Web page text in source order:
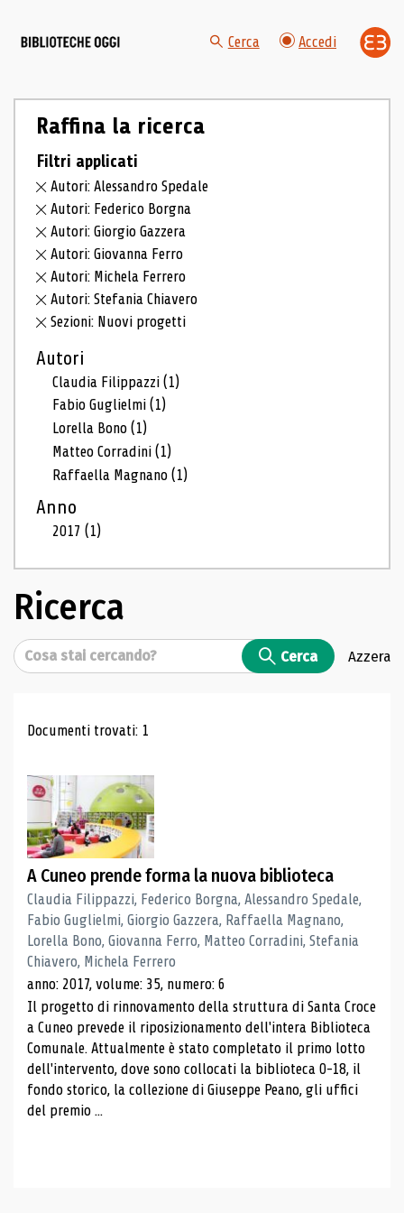
Cerca Accedi
Raffina la ricerca
Filtri applicati
Autori: Alessandro Spedale
Autori: Federico Borgna
Autori: Giorgio Gazzera
Autori: Giovanna Ferro
Autori: Michela Ferrero
Autori: Stefania Chiavero
Sezioni: Nuovi progetti
Autori
Claudia Filippazzi(1)
Fabio Guglielmi(1)
Lorella Bono(1)
Matteo Corradini(1)
Raffaella Magnano(1)
Anno
2017(1)
Ricerca
Cerca Cerca Azzera
Risultati di ricerca
Documenti trovati: 1
A Cuneo prende forma la nuova biblioteca
Claudia Filippazzi, Federico Borgna, Alessandro Spedale,
Fabio Guglielmi, Giorgio Gazzera, Raffaella Magnano,
Lorella Bono, Giovanna Ferro, Matteo Corradini, Stefania
Chiavero, Michela Ferrero
anno: 2017, volume: 35, numero: 6
Il progetto di rinnovamento della struttura di Santa Croce
a Cuneo prevede il riposizionamento dell'intera Biblioteca
Comunale. Attualmente è stato completato il primo lotto
dell'intervento, dove sono collocati la biblioteca 0-18, il
fondo storico, la collezione di Giuseppe Peano, gli uffici
del premio ...